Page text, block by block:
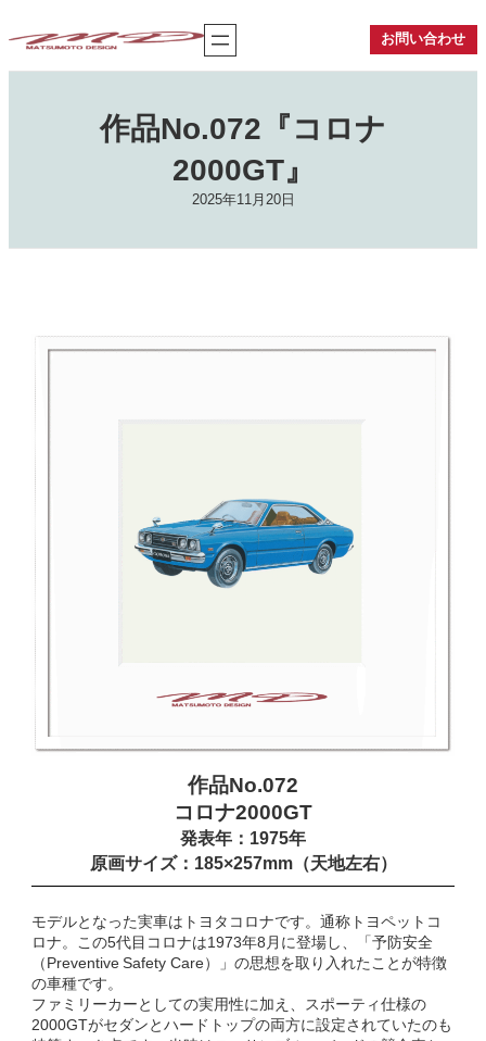
容
お問い合わせ
作品No.072『コロナ
2000GT』
2025年11月20日
作品No.072
コロナ2000GT
発表年：1975年
原画サイズ：185×257mm（天地左右）
モデルとなった実車はトヨタコロナです。通称トヨペットコ
ロナ。この5代目コロナは1973年8月に登場し、「予防安全
（Preventive Safety Care）」の思想を取り入れたことが特徴
の車種です。
ファミリーカーとしての実用性に加え、スポーティ仕様の
2000GTがセダンとハードトップの両方に設定されていたのも